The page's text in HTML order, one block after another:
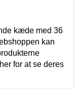
kæde med 36
kan
for at se deres